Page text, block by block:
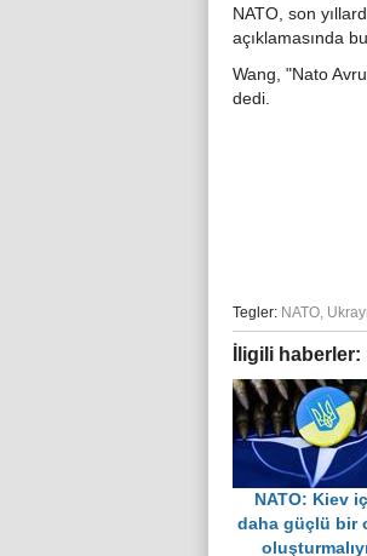
NATO, son
açıklamasında
Wang, "Nato
dedi.
Tegler: NATO,
İligili haberler:
NATO: Kiev
daha güçlü bir